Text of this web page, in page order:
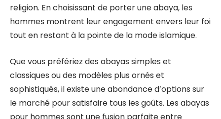
religion. En choisissant de porter une abaya, les
hommes montrent leur engagement envers leur foi
tout en restant à la pointe de la mode islamique.
Que vous préfériez des abayas simples et
classiques ou des modèles plus ornés et
sophistiqués, il existe une abondance d’options sur
le marché pour satisfaire tous les goûts. Les abayas